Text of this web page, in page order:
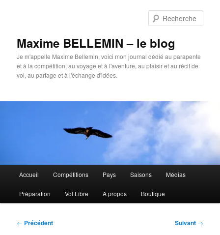
Maxime BELLEMIN – le blog
Je m'appelle Maxime Bellemin, voici mon journal dédié au parapente
et à la compétition, au voyage et à l'aventure, au plaisir et au récit de
vol, au partage et à l'échange d'idées.
principal
Accueil Compétitions Pays Saisons Médias
Préparation Vol Libre A propos Boutique
Navigation
← Précédent Suivant →